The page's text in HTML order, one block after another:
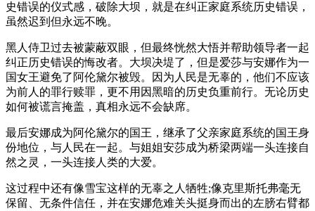
史错误的仪式感，破除大坝，就是在纠正家庭系统历史错误，
虽然迟到但永远不晚。
黑人侍卫过去被蒙蔽双眼，但最终恍然大悟并帮助领导者一起
纠正历史错误的悔改者。大坝决堤了，但是爱莎与安娜作为一
国女王避免了阿伦黛尔被毁。因为人民是无辜的，他们不应该
为前人的罪行赎罪，更不用因黑暗的历史负重前行。无论历史
如何被谎言掩盖，真相永远不会缺席。
最后安娜成为阿伦黛尔的国王，继承了父亲家庭系统的国王身
份地位，与人民在一起。与姐姐安莎成为桥梁两端一头连接自
然之灵，一头连接人类的大爱。
这过程中还有像雪宝这样的无辜之人牺牲;像克里斯托弗毫无
保留、无条件信任，并在安娜危难关头挺身而出的左膀右臂都